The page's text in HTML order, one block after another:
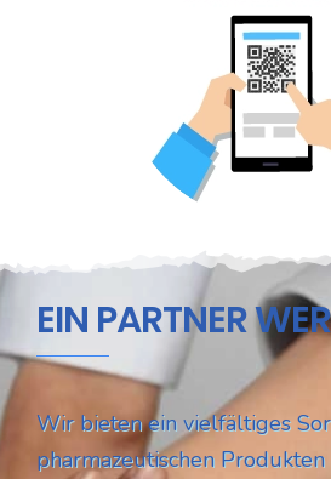
EIN PARTNER
Wir bieten ein vielfältiges
pharmazeutischen